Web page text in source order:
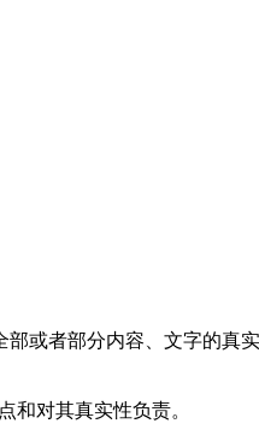
或者部分内容、文字的真
和对其真实性负责。